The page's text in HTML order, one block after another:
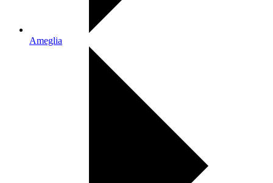
Ameglia